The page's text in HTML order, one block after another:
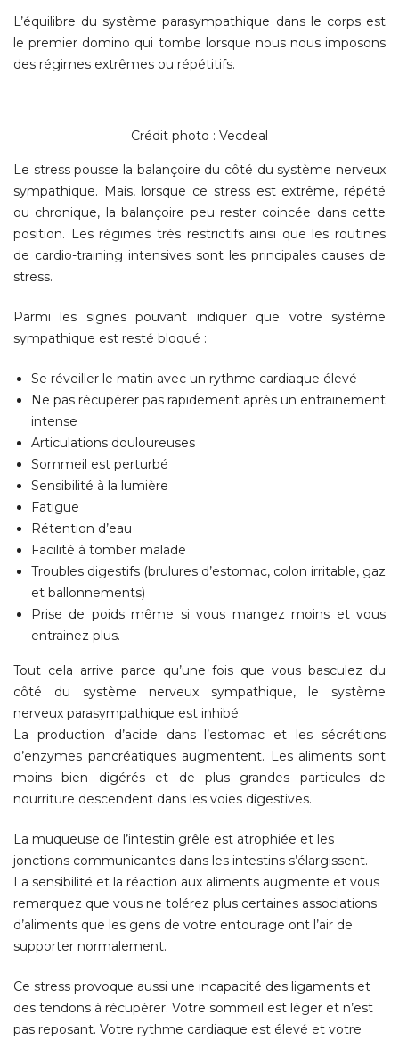
L’équilibre du système parasympathique dans le corps est
le premier domino qui tombe lorsque nous nous imposons
des régimes extrêmes ou répétitifs.
Crédit photo : Vecdeal
Le stress pousse la balançoire du côté du système nerveux
sympathique. Mais, lorsque ce stress est extrême, répété
ou chronique, la balançoire peu rester coincée dans cette
position. Les régimes très restrictifs ainsi que les routines
de cardio-training intensives sont les principales causes de
stress.
Parmi les signes pouvant indiquer que votre système
sympathique est resté bloqué :
Se réveiller le matin avec un rythme cardiaque élevé
Ne pas récupérer pas rapidement après un entrainement
intense
Articulations douloureuses
Sommeil est perturbé
Sensibilité à la lumière
Fatigue
Rétention d’eau
Facilité à tomber malade
Troubles digestifs (brulures d’estomac, colon irritable, gaz
et ballonnements)
Prise de poids même si vous mangez moins et vous
entrainez plus.
Tout cela arrive parce qu’une fois que vous basculez du
côté du système nerveux sympathique, le système
nerveux parasympathique est inhibé.
La production d’acide dans l’estomac et les sécrétions
d’enzymes pancréatiques augmentent. Les aliments sont
moins bien digérés et de plus grandes particules de
nourriture descendent dans les voies digestives.
La muqueuse de l’intestin grêle est atrophiée et les
jonctions communicantes dans les intestins s’élargissent.
La sensibilité et la réaction aux aliments augmente et vous
remarquez que vous ne tolérez plus certaines associations
d’aliments que les gens de votre entourage ont l’air de
supporter normalement.
Ce stress provoque aussi une incapacité des ligaments et
des tendons à récupérer. Votre sommeil est léger et n’est
pas reposant. Votre rythme cardiaque est élevé et votre